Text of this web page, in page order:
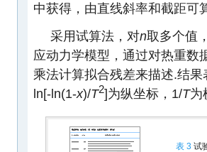
中获得，由直线斜率和截距可
采用试算法，对n取多个值
应动力学模型，通过对热重数
乘法计算拟合残差来描述.结果
ln[-ln(1-x)/T2]为纵坐标，1/T为
表 3 试